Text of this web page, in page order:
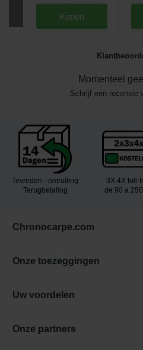
Kopen
Momenteel
Schrijf een recensie
Tevreden - omruiling
Terugbetaling
3X 4X toll-
de 90 a
Chronocarpe.com
Onze toezeggingen
Uw voordelen
Onze partners